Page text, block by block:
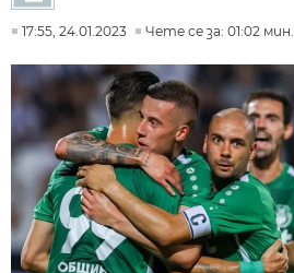
17:55, 24.01.2023 Чете се за: 01:02 мин.